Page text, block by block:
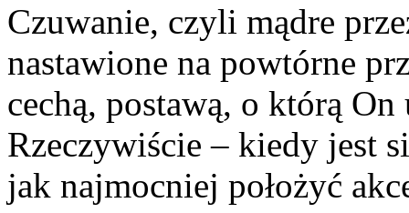
Czuwanie, czyli mądre
nastawione na powtórne
cechą, postawą, o którą
Rzeczywiście – kiedy jest
jak najmocniej położyć